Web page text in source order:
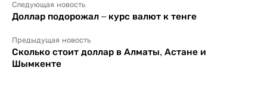
Следующая новость
Доллар подорожал – курс валют к тенге
Предыдущая новость
Сколько стоит доллар в Алматы, Астане и
Шымкенте